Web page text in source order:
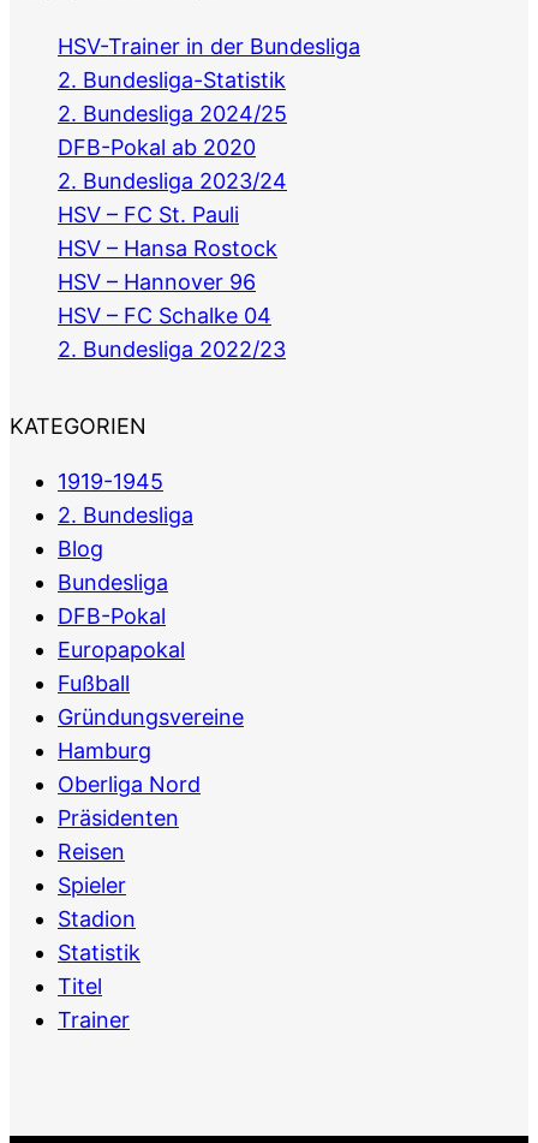
HSV-Trainer in der Bundesliga
2. Bundesliga-Statistik
2. Bundesliga 2024/25
DFB-Pokal ab 2020
2. Bundesliga 2023/24
HSV – FC St. Pauli
HSV – Hansa Rostock
HSV – Hannover 96
HSV – FC Schalke 04
2. Bundesliga 2022/23
KATEGORIEN
1919-1945
2. Bundesliga
Blog
Bundesliga
DFB-Pokal
Europapokal
Fußball
Gründungsvereine
Hamburg
Oberliga Nord
Präsidenten
Reisen
Spieler
Stadion
Statistik
Titel
Trainer